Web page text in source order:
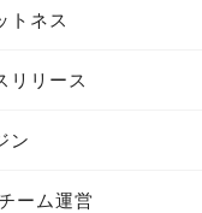
トネス
リリース
ン
ーム運営